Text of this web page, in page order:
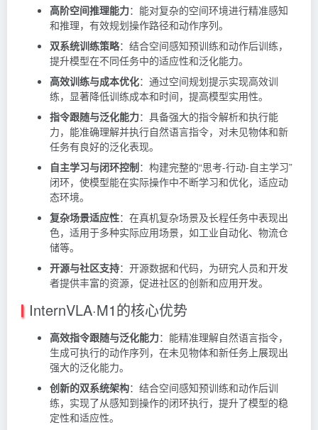
高阶空间推理能力：能对复杂的空间环境进行精准感知
和推理，有效规划操作路径和动作序列。
双系统训练策略：结合空间感知预训练和动作后训练，
提升模型在不同任务中的适应性和泛化能力。
高效训练与成本优化：通过空间规划提示实现高效训
练，显著降低训练成本和时间，提高模型实用性。
指令跟随与泛化能力：具备强大的指令解析和执行能
力，能准确理解并执行自然语言指令，对未见物体和新
任务有良好的泛化表现。
自主学习与闭环控制：构建完整的“思考-行动-自主学习”
闭环，使模型能在实际操作中不断学习和优化，适应动
态环境。
复杂场景适应性：在真机复杂场景及长程任务中表现出
色，适用于多种实际应用场景，如工业自动化、物流仓
储等。
开源与社区支持：开源数据和代码，为研究人员和开发
者提供丰富的资源，促进社区的创新和应用开发。
InternVLA·M1的核心优势
高效指令跟随与泛化能力：能精准理解自然语言指令，
生成可执行的动作序列，在未见物体和新任务上展现出
强大的泛化能力。
创新的双系统架构：结合空间感知预训练和动作后训
练，实现了从感知到操作的闭环执行，提升了模型的稳
定性和适应性。